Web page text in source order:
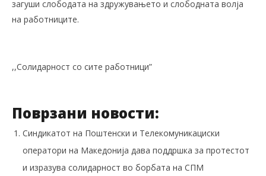
загуши слободата на здружувањето и слободната волја
на работниците.
,,Солидарност со сите работници”
Поврзани новости:
Синдикатот на Поштенски и Телекомуникациски
оператори на Македонија дава поддршка за протестот
и изразува солидарност во борбата на СПМ